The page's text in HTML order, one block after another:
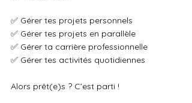
✅ Gérer tes projets personnels
✅ Gérer tes projets en parallèle
✅ Gérer ta carrière professionnelle
✅ Gérer tes activités quotidiennes
Alors prêt(e)s ? C’est parti !